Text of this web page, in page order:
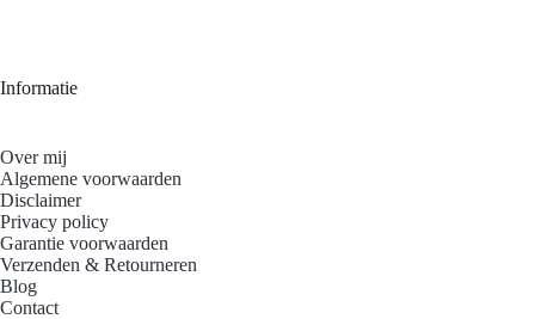
Informatie
Over mij
Algemene voorwaarden
Disclaimer
Privacy policy
Garantie voorwaarden
Verzenden & Retourneren
Blog
Contact